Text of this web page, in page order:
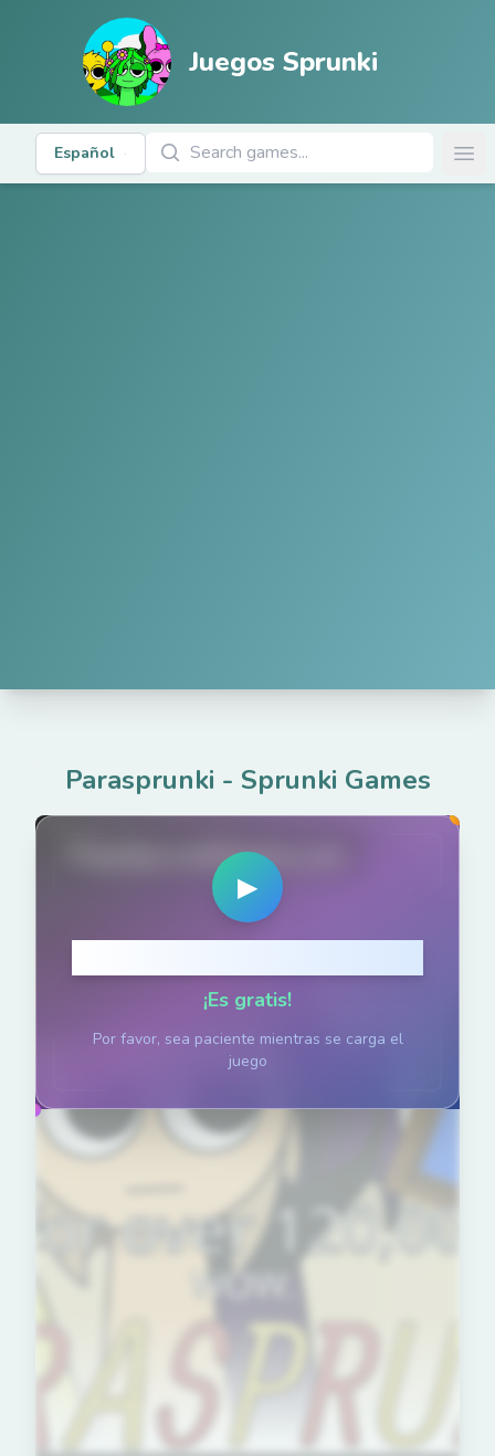
Juegos Sprunki
Español
Buscar Juegos
Parasprunki - Sprunki Games
PlaySprunkiGame.com
▶
¡Es gratis!
Por favor, sea paciente mientras se carga el
juego